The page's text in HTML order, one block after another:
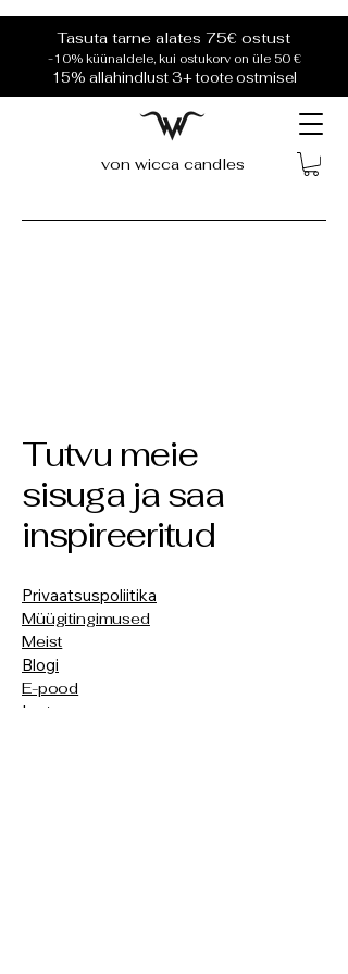
von wicca candles
Tasuta tarne alates 75€ ostust
-10% küünaldele, kui ostukorv on üle 50 €
15% allahindlust 3+ toote ostmisel
Tutvu meie
sisuga ja saa
inspireeritud
Privaatsuspoliitika
Müügitingimused
Meist
Blogi
E-pood
Instagram